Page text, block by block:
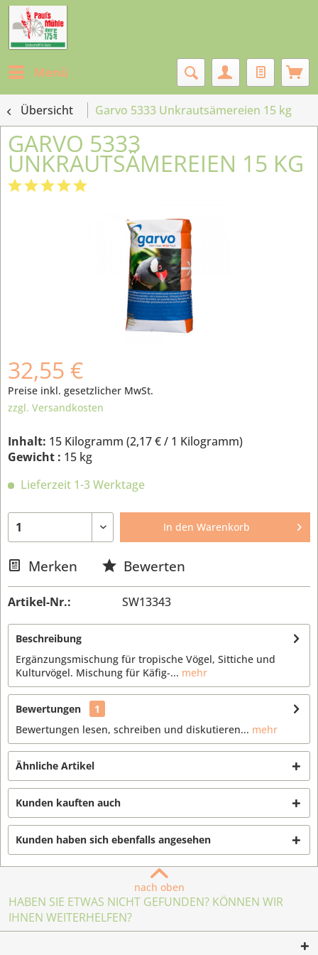
Menü
Übersicht Garvo 5333 Unkrautsämereien 15 kg
GARVO 5333
UNKRAUTSÄMEREIEN 15 KG
32,55 €
Preise inkl. gesetzlicher MwSt.
zzgl. Versandkosten
Inhalt: 15 Kilogramm (2,17 €/ 1 Kilogramm)
Gewicht : 15 kg
Lieferzeit 1-3 Werktage
In den Warenkorb
Merken Bewerten
Artikel-Nr.: SW13343
Beschreibung
Ergänzungsmischung für tropische Vögel, Sittiche und
Kulturvögel. Mischung für Käfig-... mehr
Bewertungen
1
Bewertungen lesen, schreiben und diskutieren... mehr
Ähnliche Artikel
Kunden kauften auch
Kunden haben sich ebenfalls angesehen
nach oben
HABEN SIE ETWAS NICHT GEFUNDEN? KÖNNEN WIR
IHNEN WEITERHELFEN?